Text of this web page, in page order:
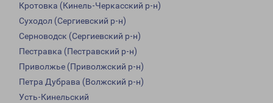
Кротовка (Кинель-Черкасский р-н)
Суходол (Сергиевский р-н)
Серноводск (Сергиевский р-н)
Пестравка (Пестравский р-н)
Приволжье (Приволжский р-н)
Петра Дубрава (Волжский р-н)
Усть-Кинельский